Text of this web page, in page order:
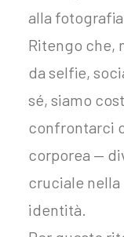
alla
Ritengo che,
da selfie,
sé, siamo
confrontarci
corporea —
cruciale
identità.